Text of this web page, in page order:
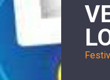
DÉCISIONS
DU
MOT
MINORITÉ